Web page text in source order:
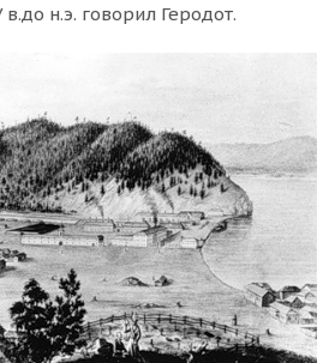
н.э. говорил Геродот.